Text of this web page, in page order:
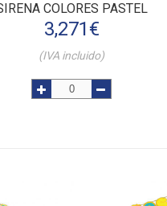
COLORES PASTEL
3,271€
(IVA incluido)